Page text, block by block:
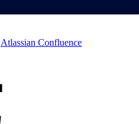
Atlassian Confluence